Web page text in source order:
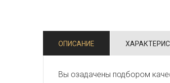
ОПИСАНИЕ
Вы озадачены подбором